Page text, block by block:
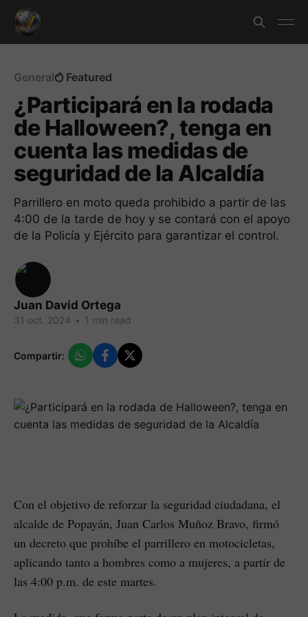
General Featured
¿Participará en la rodada
de Halloween?, tenga en
cuenta las medidas de
seguridad de la Alcaldía
Parrillero en moto queda prohibido a partir de las
4:00 de la tarde de hoy y se contará con el apoyo
de la Policía y Ejército para garantizar el control.
Juan David Ortega
31 oct. 2024 • 1 min read
Compartir:
Con el objetivo de reforzar la seguridad ciudadana, el
alcalde de Popayán, Juan Carlos Muñoz Bravo, firmó
un decreto que prohíbe el parrillero en motocicletas,
aplicando tanto a hombres como a mujeres, a partir de
las 4:00 p.m. de este martes.